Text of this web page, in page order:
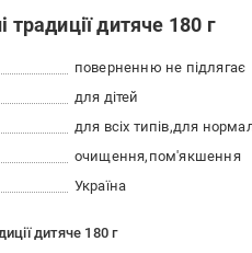
дитяче 180 г
поверненню не підлягає
для дітей
для всіх типів для
очищення пом'якшення
Україна
дитяче 180 г